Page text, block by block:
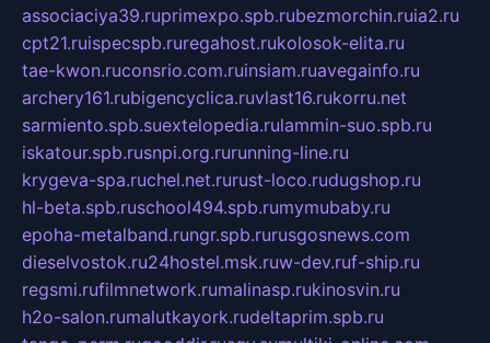
associaciya39.ruprimexpo.spb.rubezmorchin.ruia2.ru
cpt21.ruispecspb.ruregahost.rukolosok-elita.ru
tae-kwon.ruconsrio.com.ruinsiam.ruavegainfo.ru
archery161.rubigencyclica.ruvlast16.rukorru.net
sarmiento.spb.suextelopedia.rulammin-suo.spb.ru
iskatour.spb.rusnpi.org.rurunning-line.ru
krygeva-spa.ruchel.net.rurust-loco.rudugshop.ru
hl-beta.spb.ruschool494.spb.rumymubaby.ru
epoha-metalband.rungr.spb.rurusgosnews.com
dieselvostok.ru24hostel.msk.ruw-dev.ruf-ship.ru
regsmi.rufilmnetwork.rumalinasp.rukinosvin.ru
h2o-salon.rumalutkayork.rudeltaprim.spb.ru